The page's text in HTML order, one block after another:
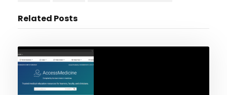
Related Posts